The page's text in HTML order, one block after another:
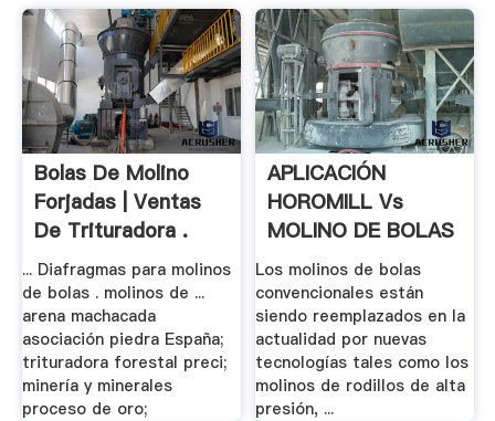
Bolas De Molino
Forjadas | Ventas
De Trituradora .
... Diafragmas para molinos
de bolas . molinos de ...
arena machacada
asociación piedra España;
trituradora forestal preci;
minería y minerales
proceso de oro;
APLICACIÓN
HOROMILL Vs
MOLINO DE BOLAS
EN LA .
Los molinos de bolas
convencionales están
siendo reemplazados en la
actualidad por nuevas
tecnologías tales como los
molinos de rodillos de alta
presión, ...